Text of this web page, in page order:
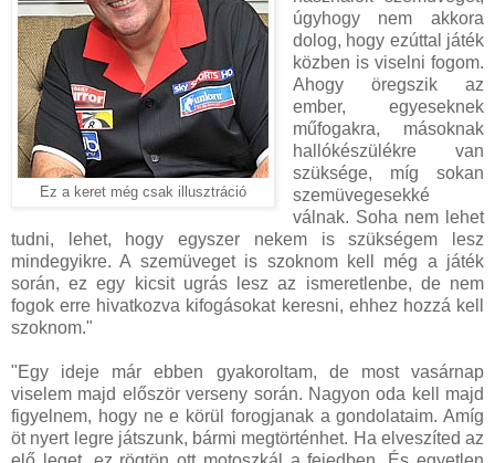
Ez a keret még csak illusztráció
úgyhogy nem akkora
dolog, hogy ezúttal játék
közben is viselni fogom.
Ahogy öregszik az
ember, egyeseknek
műfogakra, másoknak
hallókészülékre van
szüksége, míg sokan
szemüvegesekké
válnak. Soha nem lehet
tudni, lehet, hogy egyszer nekem is szükségem lesz
mindegyikre. A szemüveget is szoknom kell még a játék
során, ez egy kicsit ugrás lesz az ismeretlenbe, de nem
fogok erre hivatkozva kifogásokat keresni, ehhez hozzá kell
szoknom."
"Egy ideje már ebben gyakoroltam, de most vasárnap
viselem majd először verseny során. Nagyon oda kell majd
figyelnem, hogy ne e körül forogjanak a gondolataim. Amíg
öt nyert legre játszunk, bármi megtörténhet. Ha elveszíted az